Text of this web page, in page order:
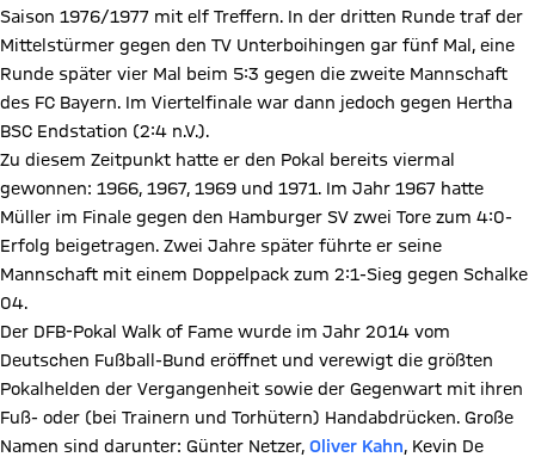
Saison 1976/1977 mit elf Treffern. In der dritten Runde traf der
Mittelstürmer gegen den TV Unterboihingen gar fünf Mal, eine
Runde später vier Mal beim 5:3 gegen die zweite Mannschaft
des FC Bayern. Im Viertelfinale war dann jedoch gegen Hertha
BSC Endstation (2:4 n.V.).
Zu diesem Zeitpunkt hatte er den Pokal bereits viermal
gewonnen: 1966, 1967, 1969 und 1971. Im Jahr 1967 hatte
Müller im Finale gegen den Hamburger SV zwei Tore zum 4:0-
Erfolg beigetragen. Zwei Jahre später führte er seine
Mannschaft mit einem Doppelpack zum 2:1-Sieg gegen Schalke
04.
Der DFB-Pokal Walk of Fame wurde im Jahr 2014 vom
Deutschen Fußball-Bund eröffnet und verewigt die größten
Pokalhelden der Vergangenheit sowie der Gegenwart mit ihren
Fuß- oder (bei Trainern und Torhütern) Handabdrücken. Große
Namen sind darunter: Günter Netzer, Oliver Kahn, Kevin De